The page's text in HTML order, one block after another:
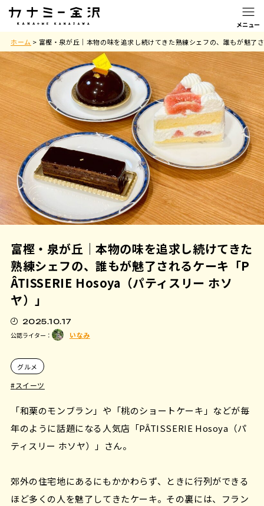
ホーム > 富樫・泉が丘｜本物の味を追求し続けてきた熟練シェフの、誰もが魅了
富樫・泉が丘｜本物の味を追求し続けてきた
熟練シェフの、誰もが魅了されるケーキ「P
ÂTISSERIE Hosoya（パティスリー ホソ
ヤ）」
2025.10.17
公認ライター：
いなみ
グルメ
スイーツ
「和栗のモンブラン」や「桃のショートケーキ」などが毎
年のように話題になる人気店「PÂTISSERIE Hosoya（パ
ティスリー ホソヤ）」さん。
郊外の住宅地にあるにもかかわらず、ときに行列ができる
ほど多くの人を魅了してきたケーキ。その裏には、フラン